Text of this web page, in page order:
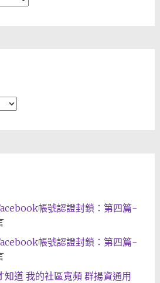
帳號認證封鎖：第四篇-
帳號認證封鎖：第四篇-
知道 我的社區寬頻 群揚資通用